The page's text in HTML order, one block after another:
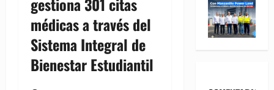
médicas a través del
Sistema Integral de
Bienestar Estudiantil